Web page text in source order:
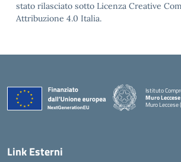
stato rilasciato sotto Licenza Creative
Attribuzione 4.0 Italia.
Istituto
Muro Leccese
Muro Leccese
Link Esterni